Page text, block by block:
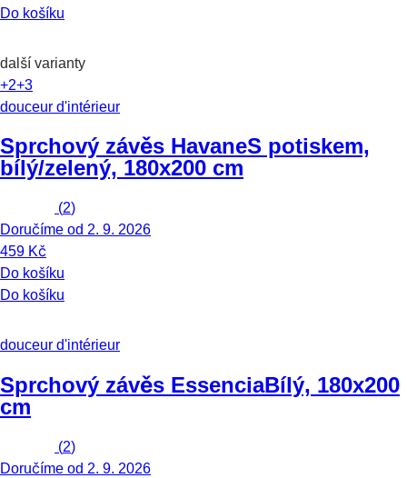
Do košíku
další varianty
+2+3
douceur d'intérieur
Sprchový závěs HavaneS potiskem,
bílý/zelený, 180x200 cm
(2)
Doručíme od 2. 9. 2026
459 Kč
Do košíku
Do košíku
douceur d'intérieur
Sprchový závěs EssenciaBílý, 180x200
cm
(2)
Doručíme od 2. 9. 2026